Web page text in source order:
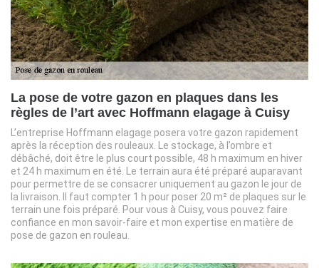
La pose de votre gazon en plaques dans les
règles de l’art avec Hoffmann elagage à Cuisy
L’entreprise Hoffmann elagage posera votre gazon rapidement
après la réception des rouleaux. Le stockage, à l’ombre et
débâché, doit être le plus court possible, 48 h maximum en hiver
et 24 h maximum en été. Le terrain aura été préparé auparavant
pour permettre de se consacrer uniquement au gazon le jour de
la livraison. Il faut compter 1 h pour poser 20 m² de plaques sur le
terrain une fois préparé. Pour vous à Cuisy, vous pouvez faire
confiance en mon savoir-faire et mon expertise en matière de
pose de gazon en rouleau.